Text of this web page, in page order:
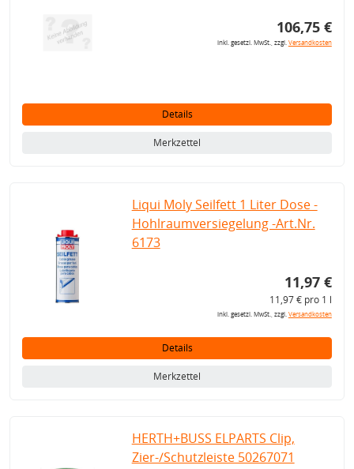
106,75 €
inkl. gesetzl. MwSt., zzgl.Versandkosten
Details
Merkzettel
Liqui Moly Seilfett 1 Liter Dose -
Hohlraumversiegelung -Art.Nr.
6173
11,97 €
11,97 € pro 1 l
inkl. gesetzl. MwSt., zzgl.Versandkosten
Details
Merkzettel
HERTH+BUSS ELPARTS Clip,
Zier-/Schutzleiste 50267071